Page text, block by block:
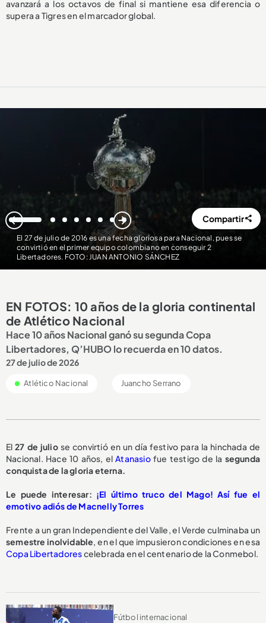
avanzará a los octavos de final si mantiene esa diferencia o
supera a Tigres en el marcador global.
El 27 de julio de 2016 es una fecha gloriosa para Nacional, pues se
convirtió en el primer equipo colombiano en conseguir 2
Libertadores. FOTO: JUAN ANTONIO SÁNCHEZ
1 2 3 4 5 6 7 8 Compartir
EN FOTOS: 10 años de la gloria continental
de Atlético Nacional
Hace 10 años Nacional ganó su segunda Copa
Libertadores, Q’HUBO lo recuerda en 10 datos.
27 de julio de 2026
Atlético Nacional Juancho Serrano
El27 de juliose convirtió en un día festivo para la hinchada de
Nacional. Hace 10 años, elAtanasiofue testigo de la segunda
conquista de la gloria eterna.
Le puede interesar: ¡El último truco del Mago! Así fue el
emotivo adiós de Macnelly Torres
Frente a un gran Independiente del Valle, el Verde culminaba un
semestre inolvidable, en el que impusieron condiciones en esa
Copa Libertadorescelebrada en el centenario de la Conmebol.
Fútbol internacional